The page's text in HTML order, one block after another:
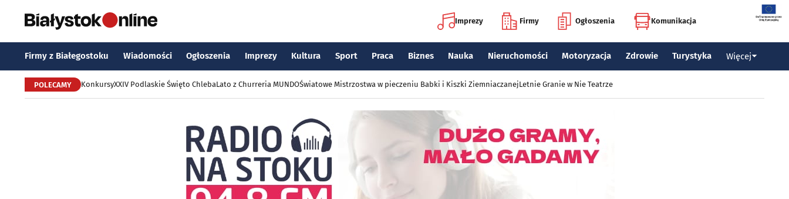
Imprezy Firmy Ogłoszenia Komunikacja
Firmy z Białegostoku Wiadomości Ogłoszenia Imprezy Kultura Sport Praca Biznes Nauka Nieruchomości Motoryzacja Zdrowie Turystyka Więcej
POLECAMY KonkursyXXIV Podlaskie Święto ChlebaLato z Churreria MUNDOŚwiatowe Mistrzostwa w pieczeniu Babki i Kiszki ZiemniaczanejLetnie Granie w Nie Teatrze